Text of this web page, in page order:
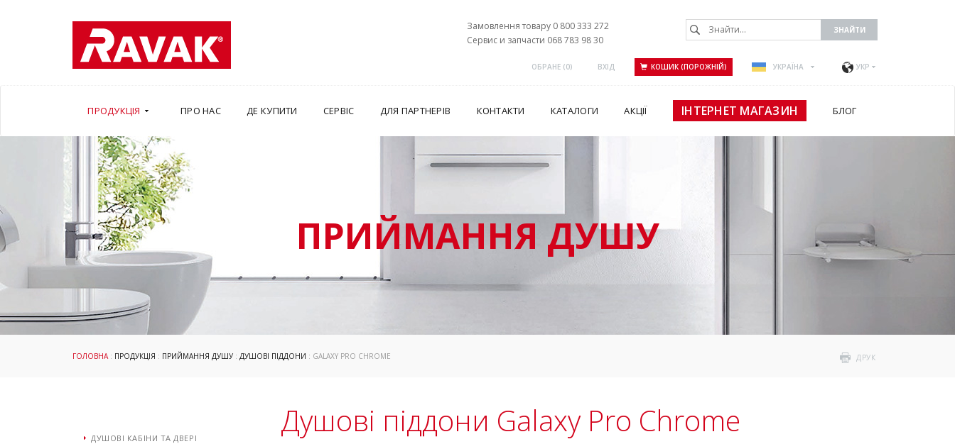
Замовлення товару 0 800 333 272
Сервис и запчасти 068 783 98 30
ОБРАНЕ (0) ВХІД КОШИК (ПОРОЖНІЙ) УКРАЇНА УКР
ПРОДУКЦІЯ ПРО НАС ДЕ КУПИТИ СЕРВІС ДЛЯ ПАРТНЕРІВ КОНТАКТИ КАТАЛОГИ АКЦІЇ ІНТЕРНЕТ МАГАЗИН БЛОГ
ПРИЙМАННЯ ДУШУ
ДРУК
ГОЛОВНА: ПРОДУКЦІЯ : ПРИЙМАННЯ ДУШУ : ДУШОВІ ПІДДОНИ : GALAXY PRO CHROME
ДУШОВІ КАБІНИ ТА ДВЕРІ Душові піддони Galaxy Pro Chrome